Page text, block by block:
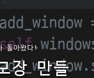
돌아왔다!
장 만들